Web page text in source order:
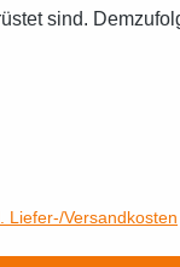
sind.
Liefer-/Versandkosten